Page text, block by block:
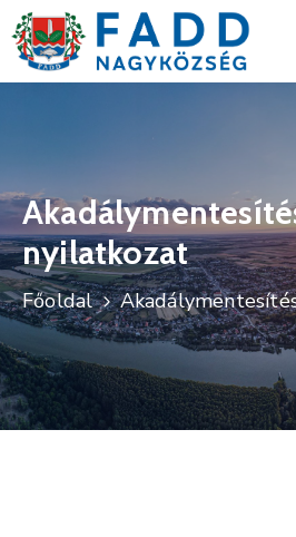
Hivatal
Fadd
Nagyközség
Turisztika
Választási
Információk
nyilatkozat
Főoldal